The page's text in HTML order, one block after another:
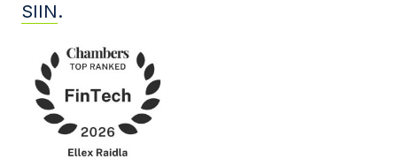
SIIN.